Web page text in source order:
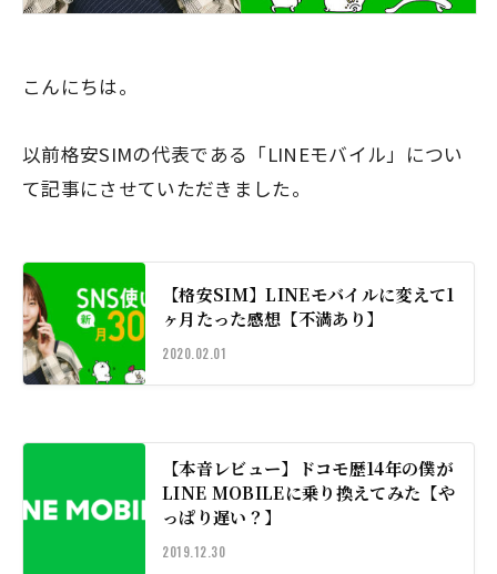
こんにちは。
以前格安SIMの代表である 「LINEモバイル」 につい
て記事にさせていただきました。
【格安SIM】LINEモバイルに変えて1
ヶ月たった感想【不満あり】
2020.02.01
【本音レビュー】ドコモ歴14年の僕が
LINE MOBILEに乗り換えてみた【や
っぱり遅い？】
2019.12.30